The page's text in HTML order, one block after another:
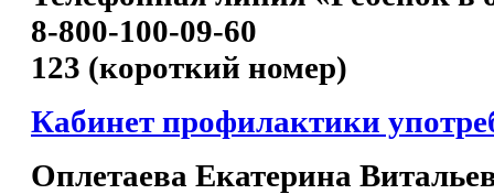
8-800-100-09-60
123 (короткий номер)
Кабинет профилактики
Оплетаева Екатерина